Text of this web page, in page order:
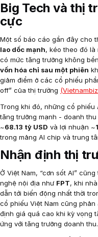
Big Tech và thị
cực
Một số báo cáo gần đây cho
lao dốc mạnh, kéo theo đó
có mức tăng trưởng không
vốn hóa chỉ sau một phiên
giảm điểm ở các cổ phiếu
off” của thị trường
Trong khi đó, những cổ phiếu
tăng trưởng mạnh - doanh
~68.13 tỷ USD và lợi nhuận ~
trong mảng AI chip và trung
Nhận định thị
Ở Việt Nam, “cơn sốt AI”
nghệ nội địa như FPT, khi
dẫn tới biến động nhất thời
cổ phiếu Việt Nam cũng
định giá quá cao khi kỳ vọng
ứng với tăng trưởng doanh thu.